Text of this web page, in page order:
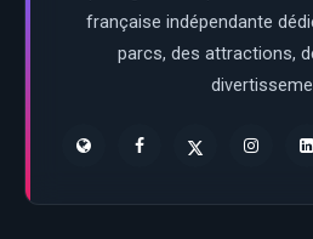
française indépendante
parcs, des attractions,